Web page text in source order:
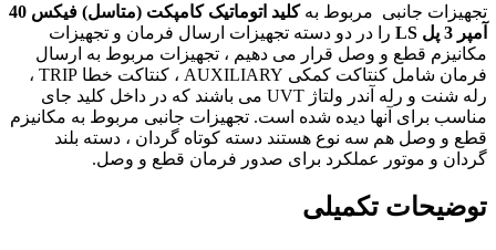
تجهیزات جانبی مربوط به
کلید اتوماتیک کامپکت (متاسل) فیکس 40
آمپر 3 پل
LS را در دو دسته تجهیزات ارسال فرمان و تجهیزات
مکانیزم قطع و وصل قرار می دهیم ، تجهیزات مربوط به ارسال
فرمان شامل کنتاکت کمکی AUXILIARY ، کنتاکت خطا TRIP ،
رله شنت و رله آندر ولتاژ UVT می باشند که در داخل کلید جای
مناسب برای آنها دیده شده است. تجهیزات جانبی مربوط به مکانیزم
قطع و وصل هم سه نوع هستند دسته کوتاه گردان ، دسته بلند
گردان و موتور عملکرد برای صدور فرمان قطع و وصل.
توضیحات تکمیلی